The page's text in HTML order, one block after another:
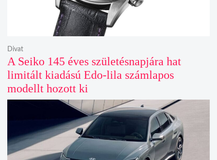
A Seiko 145 éves születésnapjára hat
limitált kiadású Edo-lila számlapos
modellt hozott ki
Divat